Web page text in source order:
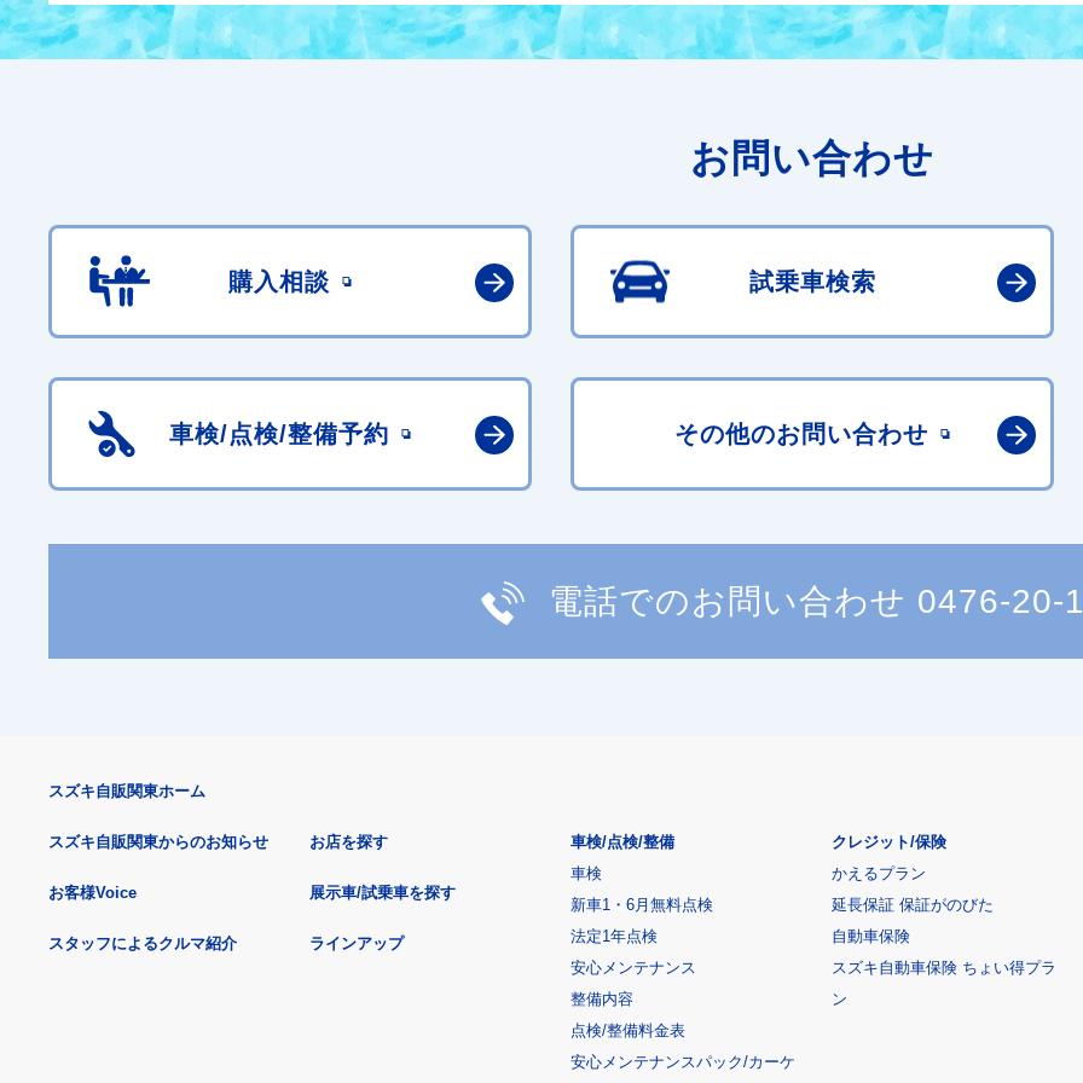
お問い合わせ
購入相談 試乗車検索
車検/点検/整備予約 その他のお問い合わせ
電話でのお問い合わせ 0476-20-
スズキ自販関東ホーム
スズキ自販関東からのお知らせ
お客様Voice
スタッフによるクルマ紹介
お店を探す
展示車/試乗車を探す
ラインアップ
車検/点検/整備
車検
新車1・6月無料点検
法定1年点検
安心メンテナンス
整備内容
点検/整備料金表
安心メンテナンスパック/カーケ
クレジット/保険
かえるプラン
延長保証 保証がのびた
自動車保険
スズキ自動車保険 ちょい得プラ
ン